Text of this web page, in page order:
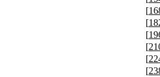
[
[
[
[
[
[